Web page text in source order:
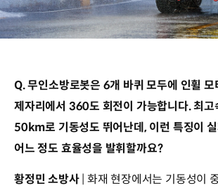
Q. 무인소방로봇은 6개 바퀴 모두에 인휠 모
제자리에서 360도 회전이 가능합니다. 최고
50km로 기동성도 뛰어난데, 이런 특징이
어느 정도 효율성을 발휘할까요?
황정민 소방사| 화재 현장에서는 기동성이